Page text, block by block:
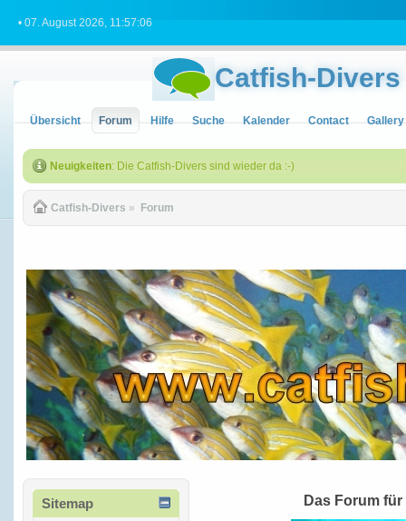
• 07. August 2026, 11:57:06
Catfish-Divers
Übersicht Forum Hilfe Suche Kalender Contact Gallery
Neuigkeiten: Die Catfish-Divers sind wieder da :-)
Catfish-Divers » Forum
Sitemap Das Forum